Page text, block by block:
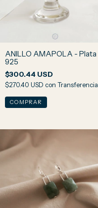
ANILLO AMAPOLA - Plata
925
$300.44 USD
$270.40 USD con Transferencia